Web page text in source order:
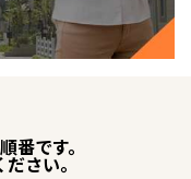
番です。
さい。